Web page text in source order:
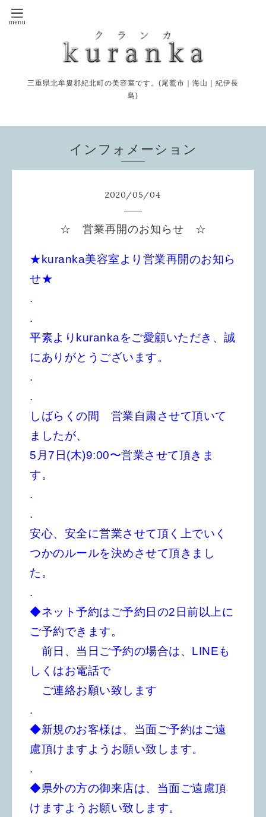
三重県北牟婁郡紀北町の美容室です。(尾鷲市｜海山｜紀伊長
島)
インフォメーション
2020/05/04
☆ 営業再開のお知らせ ☆
★kuranka美容室より営業再開のお知ら
せ★
.
.
平素よりkurankaをご愛顧いただき、誠
にありがとうございます。
.
.
しばらくの間 営業自粛させて頂いて
ましたが、
5月7日(木)9:00〜営業させて頂きま
す。
.
.
安心、安全に営業させて頂く上でいく
つかのルールを決めさせて頂きまし
た。
.
◆ネット予約はご予約日の2日前以上に
ご予約できます。
前日、当日ご予約の場合は、LINEも
しくはお電話で
ご連絡お願い致します
.
◆新規のお客様は、当面ご予約はご遠
慮頂けますようお願い致します。
.
◆県外の方の御来店は、当面ご遠慮頂
けますようお願い致します。